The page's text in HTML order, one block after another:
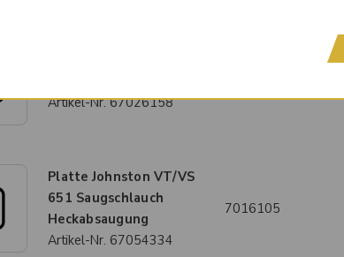
Artikel-Nr.67026158
Platte Johnston VT/VS
651 Saugschlauch
Heckabsaugung
Artikel-Nr. 67054334
7016105